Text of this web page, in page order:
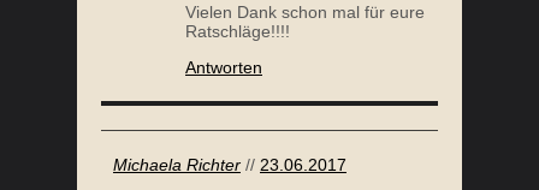
Vielen Dank schon mal für eure
Ratschläge!!!!
Antworten
Michaela Richter // 23.06.2017